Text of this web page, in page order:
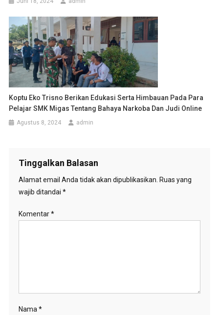
Koptu Eko Trisno Berikan Edukasi Serta Himbauan Pada Para
Pelajar SMK Migas Tentang Bahaya Narkoba Dan Judi Online
Agustus 8, 2024 admin
Tinggalkan Balasan
Alamat email Anda tidak akan dipublikasikan. Ruas yang
wajib ditandai *
Komentar*
Nama *